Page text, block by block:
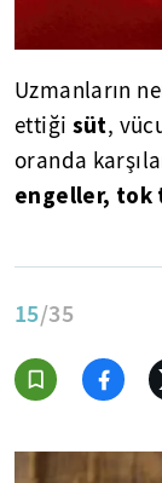
Uzmanların
ettiği süt,
oranda
engeller, tok
15/35